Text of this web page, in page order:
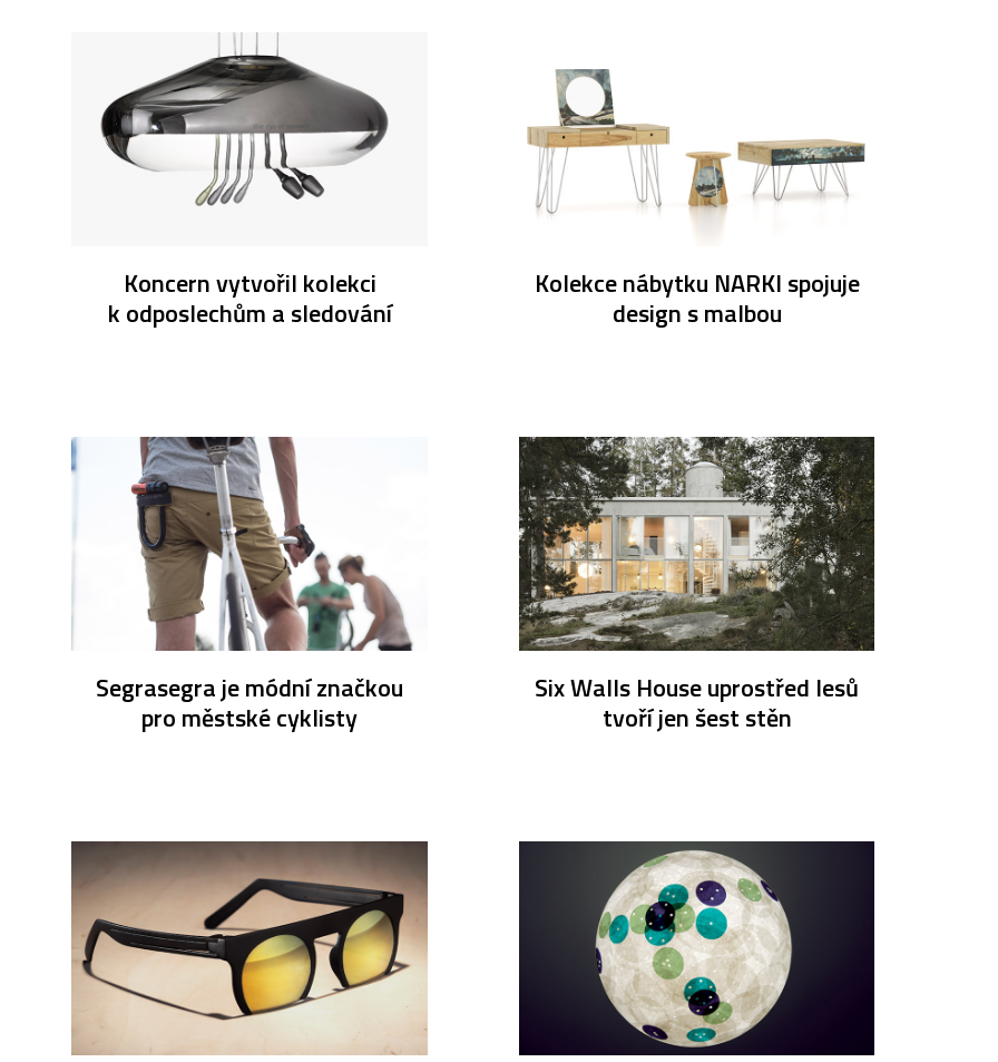
Koncern vytvořil kolekci
k odposlechům a sledování
Kolekce nábytku NARKI spojuje
design s malbou
Segrasegra je módní značkou
pro městské cyklisty
Six Walls House uprostřed lesů
tvoří jen šest stěn